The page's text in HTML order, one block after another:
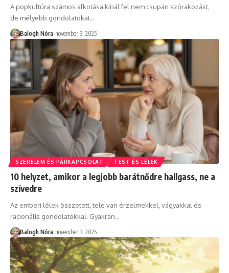
A popkultúra számos alkotása kínál fel nem csupán szórakozást,
de mélyebb gondolatokat…
Balogh Nóra november 3, 2025
SZERELEM ÉS PÁRKAPCSOLAT TEST ÉS LÉLEK
10 helyzet, amikor a legjobb barátnődre hallgass, ne a
szívedre
Az emberi lélek összetett, tele van érzelmekkel, vágyakkal és
racionális gondolatokkal. Gyakran…
Balogh Nóra november 3, 2025